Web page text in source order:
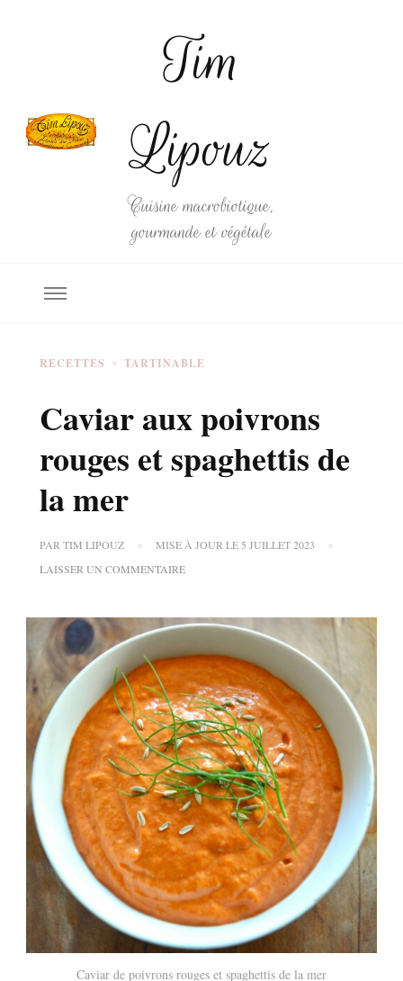
Tim
Lipouz
Cuisine macrobiotique,
gourmande et végétale
RECETTES TARTINABLE
Caviar aux poivrons
rouges et spaghettis de
la mer
PAR TIM LIPOUZ MISE À JOUR LE 5 JUILLET 2023
LAISSER UN COMMENTAIRESUR
ROUGES
SPAGHETTIS
DE
LA
MER
Caviar de poivrons rouges et spaghettis de la mer